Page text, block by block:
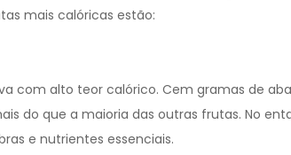
mais calóricas estão:
com alto teor calórico. Cem gramas de
do que a maioria das outras frutas. No
e nutrientes essenciais.